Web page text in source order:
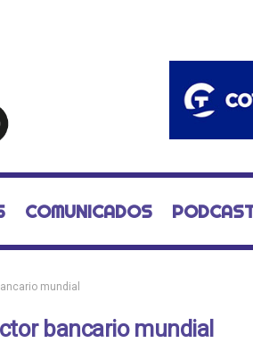
COMUNICADOS
mundial
bancario mundial